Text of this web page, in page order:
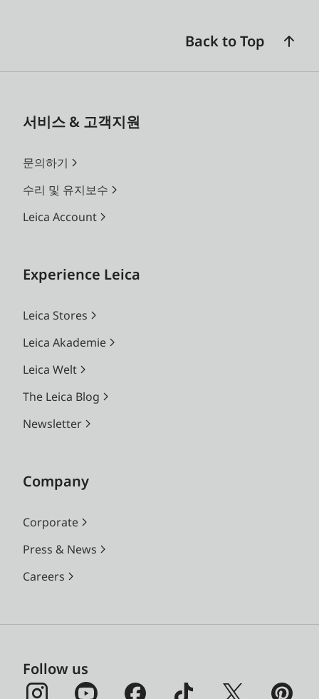
Back to Top
서비스 & 고객지원
문의하기
수리 및 유지보수
Leica Account
Experience Leica
Leica Stores
Leica Akademie
Leica Welt
The Leica Blog
Newsletter
Company
Corporate
Press & News
Careers
Follow us